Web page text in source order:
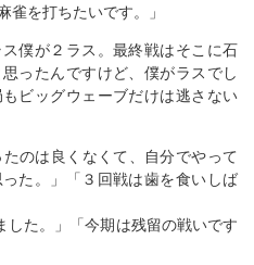
雀を打ちたいです。」
僕が２ラス。最終戦はそこに石
ったんですけど、僕がラスでし
ビッグウェーブだけは逃さない
のは良くなくて、自分でやって
た。」「３回戦は歯を食いしば
した。」「今期は残留の戦いです